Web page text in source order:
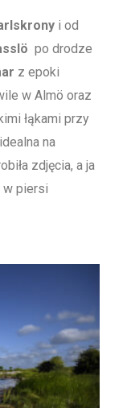
i od
po drodze
z epoki
w Almö oraz
łąkami przy
na
zdjęcia, a ja
w piersi